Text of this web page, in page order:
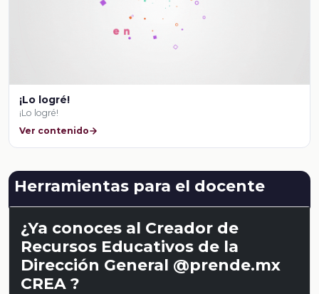
¡Lo logré!
¡Lo logré!
Ver contenido
Herramientas para el docente
¿Ya conoces al Creador de
Recursos Educativos de la
Dirección General @prende.mx
CREA ?